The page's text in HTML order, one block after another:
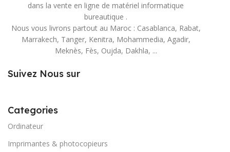
dans la vente en ligne de matériel informatique
bureautique .
Nous vous livrons partout au Maroc : Casablanca, Rabat,
Marrakech, Tanger, Kenitra, Mohammedia, Agadir,
Meknès, Fès, Oujda, Dakhla, ...
Suivez Nous sur
Categories
Ordinateur
Imprimantes & photocopieurs